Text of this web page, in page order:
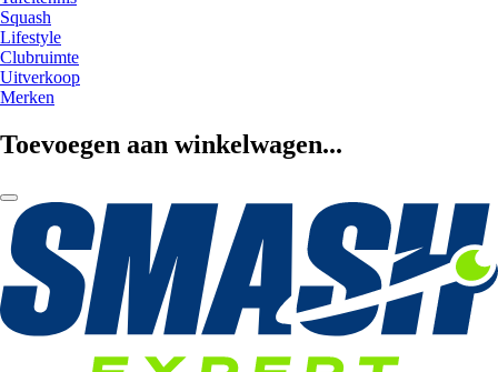
Squash
Lifestyle
Clubruimte
Uitverkoop
Merken
Toevoegen aan winkelwagen...